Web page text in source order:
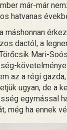
már-már
hatvanas
a máshonnan
dactól, a
Mari-
az a régi
ugyan, de a
egymással
még ha ennek